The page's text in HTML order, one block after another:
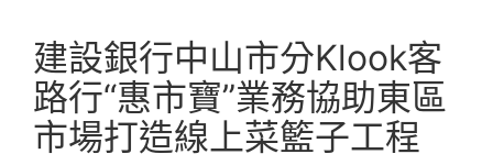
建設銀行中山市分Klook客
路行“惠市寶”業務協助東區
市場打造線上菜籃子工程